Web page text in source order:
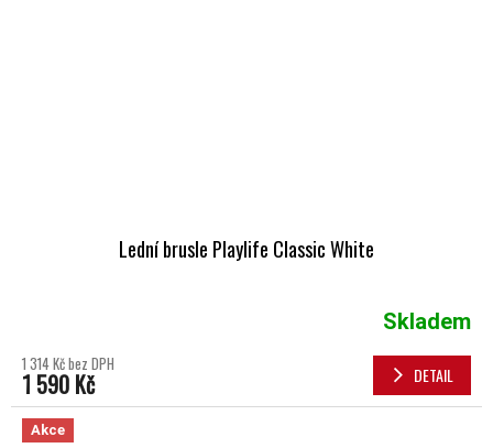
Lední brusle Playlife Classic White
Skladem
1 314 Kč bez DPH
1 590 Kč DETAIL
Akce